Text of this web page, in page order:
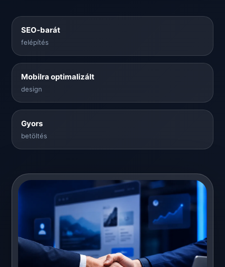
SEO-barát
felépítés
Mobilra optimalizált
design
Gyors
betöltés